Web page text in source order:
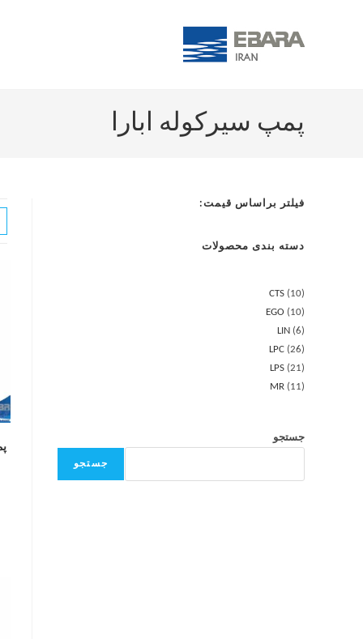
پمپ سیرکوله ابارا
فیلتر براساس قیمت:
دسته بندی محصولات
CTS
10
EGO
10
LIN 6
LPC 26
LPS 21
MR
11
جستجو
جستجو